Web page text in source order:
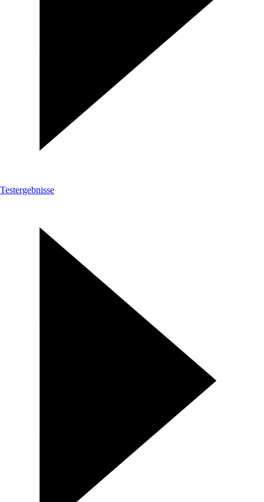
Testergebnisse